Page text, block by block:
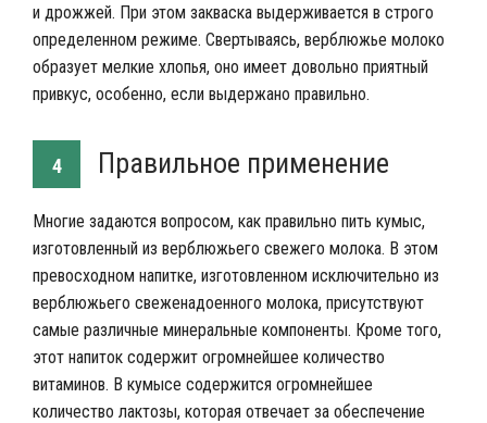
и дрожжей. При этом закваска выдерживается в строго
определенном режиме. Свертываясь, верблюжье молоко
образует мелкие хлопья, оно имеет довольно приятный
привкус, особенно, если выдержано правильно.
4 Правильное применение
Многие задаются вопросом, как правильно пить кумыс,
изготовленный из верблюжьего свежего молока. В этом
превосходном напитке, изготовленном исключительно из
верблюжьего свеженадоенного молока, присутствуют
самые различные минеральные компоненты. Кроме того,
этот напиток содержит огромнейшее количество
витаминов. В кумысе содержится огромнейшее
количество лактозы, которая отвечает за обеспечение